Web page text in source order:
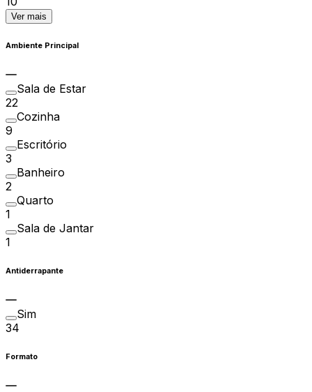
Ver mais
Ambiente Principal
Sala de Estar
22
Cozinha
9
Escritório
3
Banheiro
2
Quarto
1
Sala de Jantar
1
Antiderrapante
Sim
34
Formato